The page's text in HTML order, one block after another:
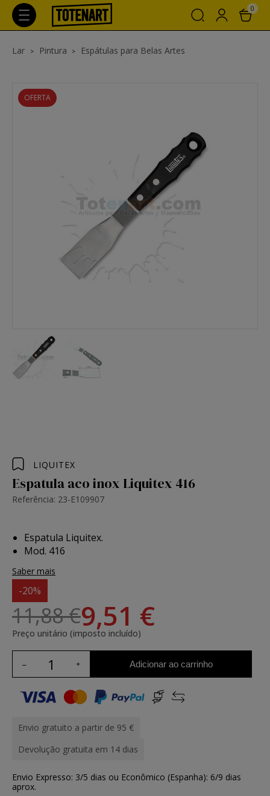
0
Lar Pintura Espátulas para Belas Artes
OFERTA
LIQUITEX
Espatula aco inox Liquitex 416
Referência: 23-E109907
Espatula Liquitex.
Mod. 416
Saber mais
-20%
11,88 €9,51 €
Preço unitário (imposto incluído)
Adicionar ao carrinho
Envio gratuito a partir de 95 €
Devolução gratuita em 14 dias
Envio Expresso: 3/5 dias ou Econômico (Espanha): 6/9 dias
aprox.